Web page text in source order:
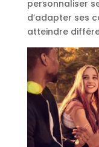
personnaliser
d’adapter ses
atteindre